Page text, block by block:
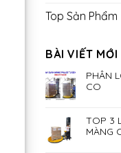
Top Sản Phẩm
BÀI VIẾT MỚI
PHÂN
CO
TOP 3
MÀNG